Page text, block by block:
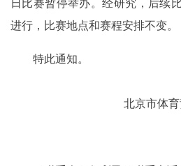
日比赛暂停举办。经研究，后续
进行，比赛地点和赛程安排不变。
特此通知。
北京市体